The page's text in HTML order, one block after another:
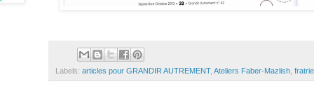
Labels: articles pour GRANDIR AUTREMENT, Ateliers Faber-Mazlish